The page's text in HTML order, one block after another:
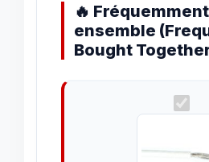
🔥
ensemble
Bought